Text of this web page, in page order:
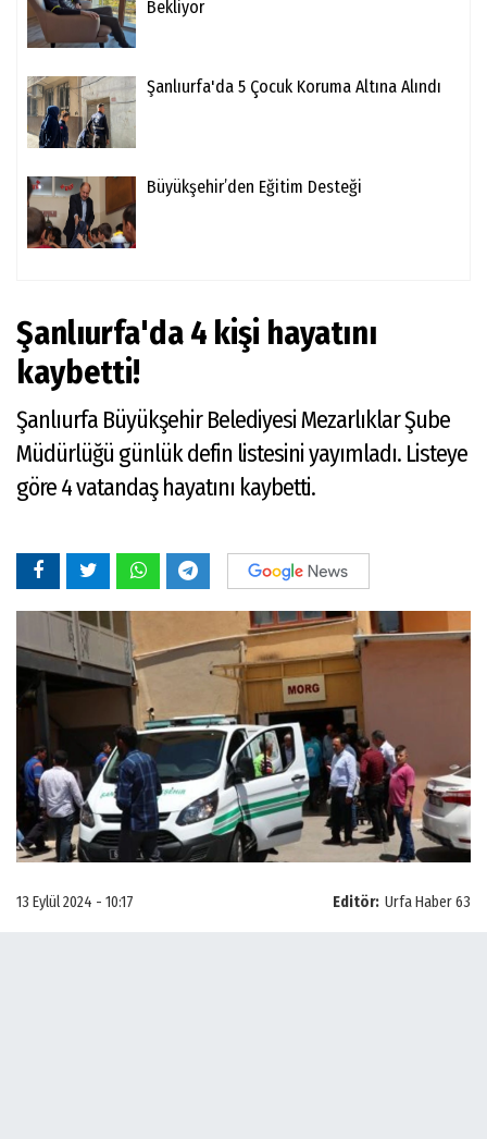
Bekliyor
Şanlıurfa'da 5 Çocuk Koruma Altına Alındı
Büyükşehir’den Eğitim Desteği
Şanlıurfa'da 4 kişi hayatını
kaybetti!
Şanlıurfa Büyükşehir Belediyesi Mezarlıklar Şube
Müdürlüğü günlük defin listesini yayımladı. Listeye
göre 4 vatandaş hayatını kaybetti.
Editör: Urfa Haber 63
13 Eylül 2024 - 10:17